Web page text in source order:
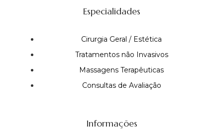
Especialidades
Cirurgia Geral / Estética
Tratamentos não Invasivos
Massagens Terapêuticas
Consultas de Avaliação
Informações